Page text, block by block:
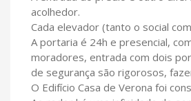
acolhedor.
Cada elevador (tanto o social
A portaria é 24h e presencial,
moradores, entrada com dois
de segurança são rigorosos,
O Edifício Casa de Verona foi